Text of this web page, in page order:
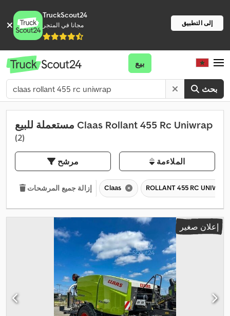
TruckScout24
مجانا في المتجر إلى التطبيق
بحث
بيع
مستعملة للبيع Claas Rollant 455 Rc Uniwrap
(2)
مرشح الملاءمة
إزالة جميع المرشحات Claas ROLLANT 455 RC
إعلان صغير